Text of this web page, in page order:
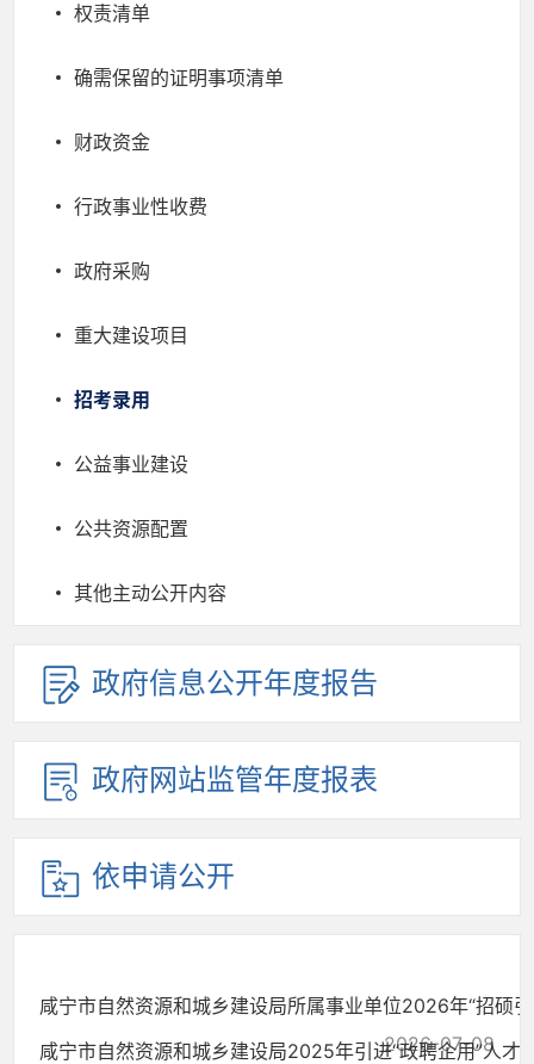
权责清单
确需保留的证明事项清单
财政资金
行政事业性收费
政府采购
重大建设项目
招考录用
公益事业建设
公共资源配置
其他主动公开内容
政府信息公开年度报告
政府网站监管年度报表
依申请公开
咸宁市自然资源和城乡建设局所属事业单位2026年“招硕
2026-07-08
咸宁市自然资源和城乡建设局2025年引进“政聘企用”人才